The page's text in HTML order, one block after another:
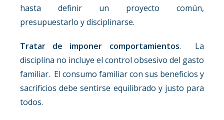
hasta definir un proyecto común,
presupuestarlo y disciplinarse.
Tratar de imponer comportamientos. La
disciplina no incluye el control obsesivo del gasto
familiar. El consumo familiar con sus beneficios y
sacrificios debe sentirse equilibrado y justo para
todos.